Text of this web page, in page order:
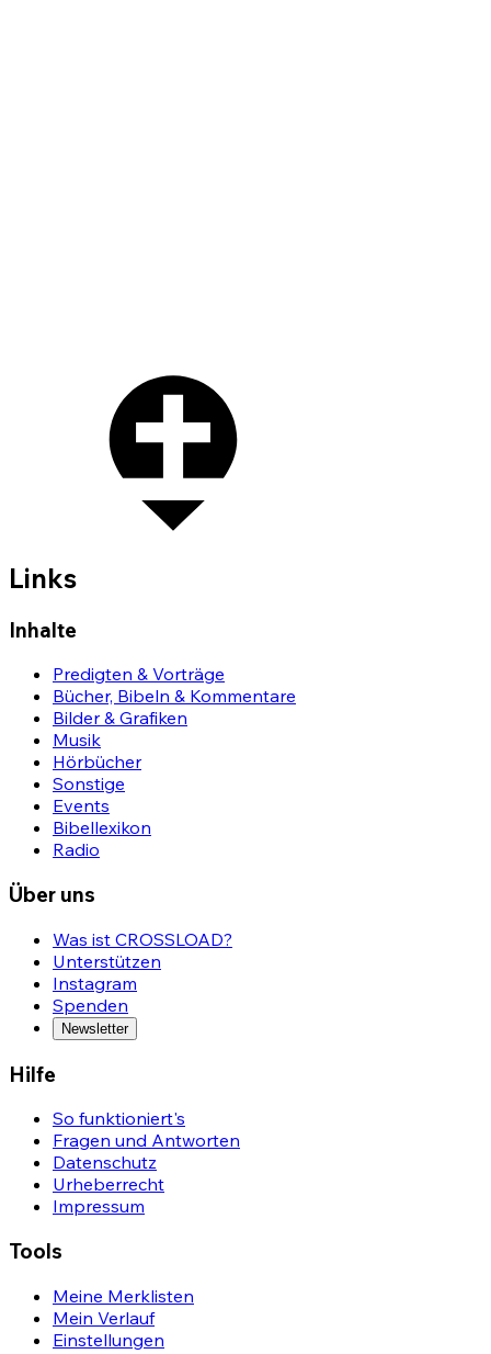
Links
Inhalte
Predigten & Vorträge
Bücher, Bibeln & Kommentare
Bilder & Grafiken
Musik
Hörbücher
Sonstige
Events
Bibellexikon
Radio
Über uns
Was ist CROSSLOAD?
Unterstützen
Instagram
Spenden
Newsletter
Hilfe
So funktioniert's
Fragen und Antworten
Datenschutz
Urheberrecht
Impressum
Tools
Meine Merklisten
Mein Verlauf
Einstellungen